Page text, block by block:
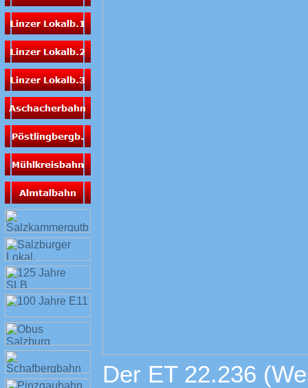
Der ET 22.236